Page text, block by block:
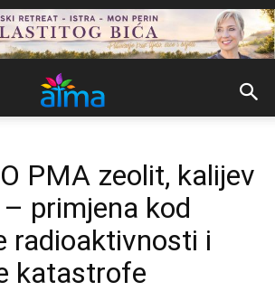
PMA zeolit, kalijev
primjena kod
radioaktivnosti i
katastrofe